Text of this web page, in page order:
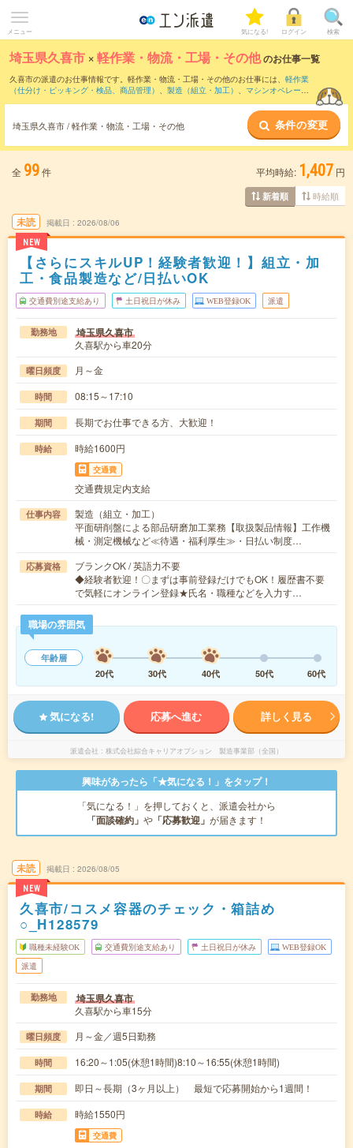
メニュー 気になる! ログイン 検索
埼玉県久喜市 ×軽作業・物流・工場・その他のお仕事一覧
久喜市の派遣のお仕事情報です。軽作業・物流・工場・その他のお仕事には、 軽作業
（仕分け・ピッキング・検品、商品管理） 、 製造（組立・加工） 、 マシンオペレータ
埼玉県久喜市 / 軽作業・物流・工場・その他 条件の変更
全 99件 平均時給: 1,407 円
新着順 時給順
未読
NEW
掲載日 2026/08/06
【さらにスキルUP！経験者歓迎！】組立・加
工・食品製造など/日払いOK
交通費別途支給あり 土日祝日が休み WEB登録OK 派遣
勤務地 埼玉県久喜市
久喜駅から車20分
曜日頻度 月～金
時間 08:15～17:10
期間 長期でお仕事できる方、大歓迎！
時給 時給1600円
交通費
交通費規定内支給
仕事内容
製造（組立・加工）
平面研削盤による部品研磨加工業務【取扱製品情報】工作機
械・測定機械など≪待遇・福利厚生≫・日払い制度…
応募資格
ブランクOK / 英語力不要
◆経験者歓迎！〇まずは事前登録だけでもOK！履歴書不要
で気軽にオンライン登録★氏名・職種などを入力す…
職場の雰囲気
年齢層
20代
30代 40代 50代 60代
気になる! 応募へ進む 詳しく見る
派遣会社 株式会社綜合キャリアオプション 製造事業部（全国）
興味があったら「★気になる！」をタップ！
「気になる！」を押しておくと、派遣会社から
「面談確約」 や 「応募歓迎」 が届きます！
未読
NEW
掲載日 2026/08/05
久喜市/コスメ容器のチェック・箱詰め
○_H128579
職種未経験OK 交通費別途支給あり 土日祝日が休み WEB登録OK
派遣
勤務地 埼玉県久喜市
久喜駅から車15分
曜日頻度 月～金／週5日勤務
時間 16:20～1:05(休憩1時間)8:10～16:55(休憩1時間)
期間 即日～長期（3ヶ月以上） 最短で応募開始から1週間！
時給 時給1550円
交通費